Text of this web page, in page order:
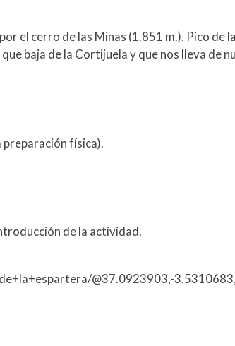
el cerro de las Minas (1.851 m.), Pico de
baja de la Cortijuela y que nos lleva de
preparación física).
de la actividad.
@37.0923903,-